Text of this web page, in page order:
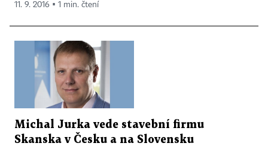
11. 9. 2016 ▪ 1 min. čtení
Michal Jurka vede stavební firmu
Skanska v Česku a na Slovensku